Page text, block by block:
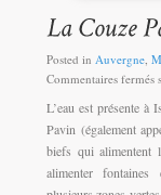
Posted in Auvergne,
Commentaires fermés
L’eau est présente à
Pavin (également
biefs qui alimentent
alimenter